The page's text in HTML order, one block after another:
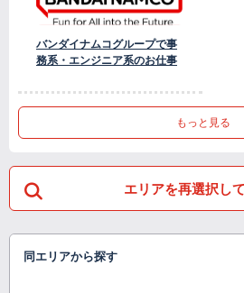
バンダイナムコグループで事
務系・エンジニア系のお仕事
もっと見る
エリアを再選択し
同エリアから探す